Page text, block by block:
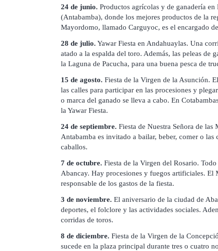
24 de junio. Productos agrícolas y de ganadería en
(Antabamba), donde los mejores productos de la
Mayordomo, llamado Carguyoc, es el encargado
28 de julio. Yawar Fiesta en Andahuaylas. Una
atado a la espalda del toro. Además, las peleas de
la Laguna de Pacucha, para una buena pesca de
15 de agosto. Fiesta de la Virgen de la Asunción.
las calles para participar en las procesiones y
o marca del ganado se lleva a cabo. En
la Yawar Fiesta.
24 de septiembre. Fiesta de Nuestra Señora de
Antabamba es invitado a bailar, beber, comer o las
caballos.
7 de octubre. Fiesta de la Virgen del Rosario.
Abancay. Hay procesiones y fuegos artificiales. El
responsable de los gastos de la fiesta.
3 de noviembre. El aniversario de la ciudad de
deportes, el folclore y las actividades sociales.
corridas de toros.
8 de diciembre. Fiesta de la Virgen de la
sucede en la plaza principal durante tres o cuatro